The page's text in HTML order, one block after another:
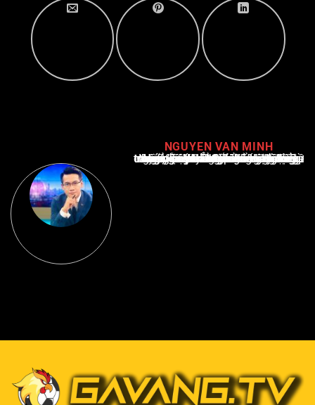
NGUYEN VAN MINH
Nguyễn Văn Minh là một trong những chuyên gia hàng đầu về báo cáo tin tức thể thao tại Việt Nam, với hơn 10 năm hoạt động trong ngành. Ông có kiến thức sâu rộng và kinh nghiệm đáng kể trong việc phân tích và báo cáo về các sự kiện thể thao hàng đầu. Sự hiểu biết sâu sắc của ông về ngành này đã giúp ông xây dựng uy tín và danh tiếng trong cộng đồng báo chí thể thao.